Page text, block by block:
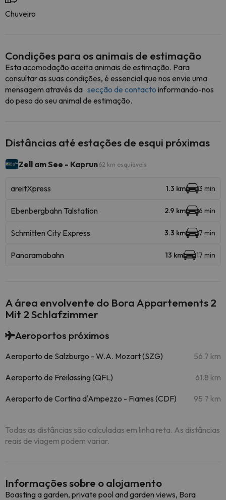
Chuveiro
Condições para os animais de estimação
Esta acomodação aceita animais de estimação. Para
consultar as suas condições, é essencial que nos envie uma
mensagem através da secção de contacto informando-nos
do peso do seu animal de estimação.
Distâncias até estações de esqui próximas
Zell am See - Kaprun62 km esquiáveis
areitXpress 1.3 km 3 min
Ebenbergbahn Talstation 2.9 km 6 min
Schmitten City Express 3.3 km 7 min
Panoramabahn 13 km 17 min
A área envolvente do Bora Appartements 2
Mit 2 Schlafzimmer
Aeroportos próximos
Aeroporto de Salzburgo - W.A. Mozart (SZG) 56.7 km
Aeroporto de Freilassing (QFL) 61.8 km
Aeroporto de Cortina d'Ampezzo - Fiames (CDF) 95.7 km
Todas as distâncias são calculadas em linha reta. As distâncias
reais de viagem podem variar.
Informações sobre o alojamento
Boasting a garden, private pool and garden views, Bora